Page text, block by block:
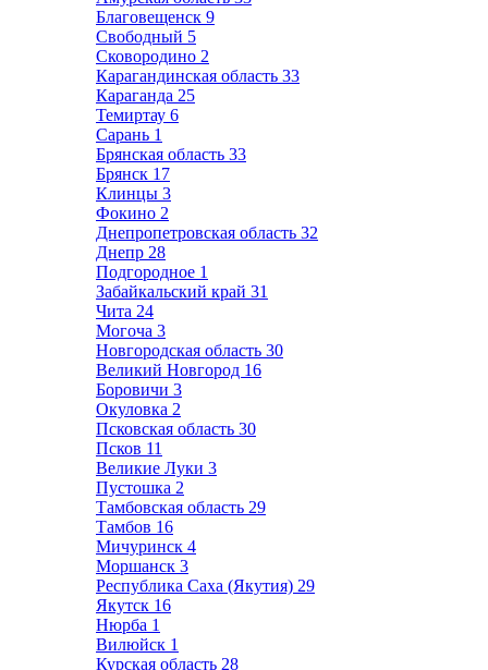
Благовещенск 9
Свободный 5
Сковородино 2
Карагандинская область 33
Караганда 25
Темиртау 6
Сарань 1
Брянская область 33
Брянск 17
Клинцы 3
Фокино 2
Днепропетровская область 32
Днепр 28
Подгородное 1
Забайкальский край 31
Чита 24
Могоча 3
Новгородская область 30
Великий Новгород 16
Боровичи 3
Окуловка 2
Псковская область 30
Псков 11
Великие Луки 3
Пустошка 2
Тамбовская область 29
Тамбов 16
Мичуринск 4
Моршанск 3
Республика Саха (Якутия) 29
Якутск 16
Нюрба 1
Вилюйск 1
Курская область 28